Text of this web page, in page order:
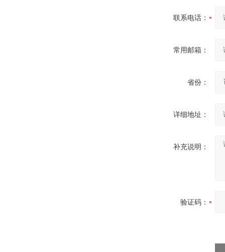
联系电话：
常用邮箱：
省份：
详细地址：
补充说明：
验证码：